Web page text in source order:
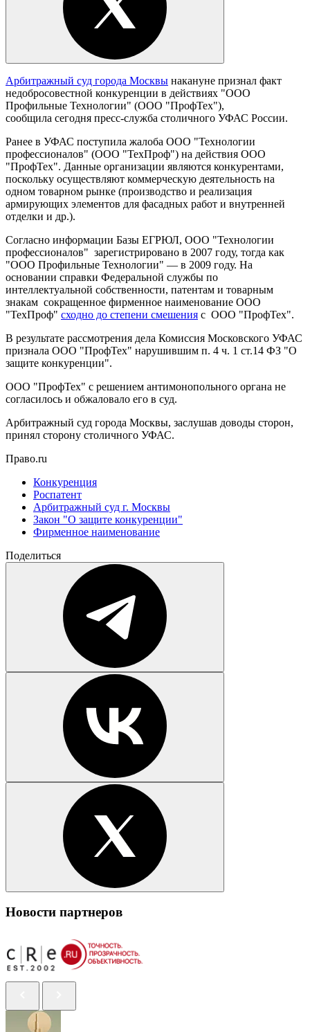
Арбитражный суд города Москвы накануне признал факт
недобросовестной конкуренции в действиях "ООО
Профильные Технологии" (ООО "ПрофТех"),
сообщила сегодня пресс-служба столичного УФАС России.
Ранее в УФАС поступила жалоба ООО "Технологии
профессионалов" (ООО "ТехПроф") на действия ООО
"ПрофТех". Данные организации являются конкурентами,
поскольку осуществляют коммерческую деятельность на
одном товарном рынке (производство и реализация
армирующих элементов для фасадных работ и внутренней
отделки и др.).
Согласно информации Базы ЕГРЮЛ, ООО "Технологии
профессионалов" зарегистрировано в 2007 году, тогда как
"ООО Профильные Технологии" — в 2009 году. На
основании справки Федеральной службы по
интеллектуальной собственности, патентам и товарным
знакам сокращенное фирменное наименование ООО
"ТехПроф" сходно до степени смешения с ООО "ПрофТех".
В результате рассмотрения дела Комиссия Московского УФАС
признала ООО "ПрофТех" нарушившим п. 4 ч. 1 ст.14 ФЗ "О
защите конкуренции".
ООО "ПрофТех" с решением антимонопольного органа не
согласилось и обжаловало его в суд.
Арбитражный суд города Москвы, заслушав доводы сторон,
принял сторону столичного УФАС.
Право.ru
Конкуренция
Роспатент
Арбитражный суд г. Москвы
Закон "О защите конкуренции"
Фирменное наименование
Поделиться
Новости партнеров